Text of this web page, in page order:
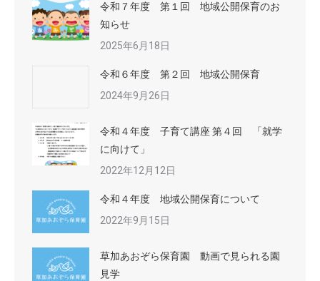
令和７年度 第１回 地域公開保育のお
知らせ
2025年6月18日
令和６年度 第２回 地域公開保育
2024年9月26日
令和４年度 子育て講座 第４回 「就学
に向けて」
2022年12月12日
令和４年度 地域公開保育について
2022年9月15日
草加あおぞら保育園 動画で見られる園
見学